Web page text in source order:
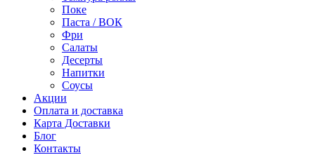
Поке
Паста / ВОК
Фри
Салаты
Десерты
Напитки
Соусы
Акции
Оплата и доставка
Карта Доставки
Блог
Контакты